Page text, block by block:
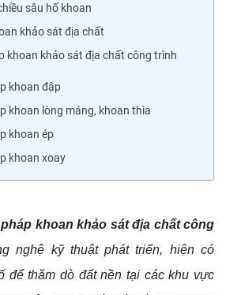
sâu hố khoan
khảo sát địa chất
khoan khảo sát địa chất công trình
khoan đập
khoan lòng máng, khoan thìa
khoan ép
khoan xoay
khoan khảo sát địa chất công
nghệ kỹ thuật phát triển, hiện có
để thăm dò đất nền tại các khu vực